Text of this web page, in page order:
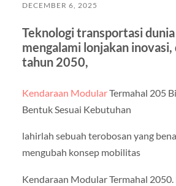
DECEMBER 6, 2025
Teknologi transportasi
mengalami lonjakan inovasi,
tahun 2050,
Kendaraan ModularTermahal 205
Bentuk Sesuai Kebutuhan
lahirlah sebuah terobosan yang
mengubah konsep mobilitas
Kendaraan Modular Termahal 2050.